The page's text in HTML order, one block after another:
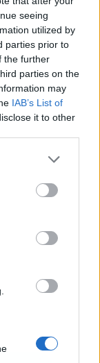
seeing
utilized by
parties prior to
the further
parties on the
may
IAB’s List of
it to other